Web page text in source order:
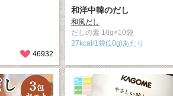
46932
和洋中韓のだし
和風だし
だしの素 10g×10袋
27kcal/1袋(10g)あたり